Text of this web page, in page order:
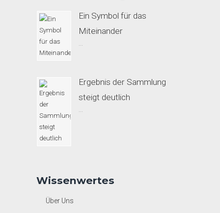
Ein Symbol für das
Miteinander
...
Ergebnis der Sammlung
steigt deutlich
...
Wissenwertes
Über Uns